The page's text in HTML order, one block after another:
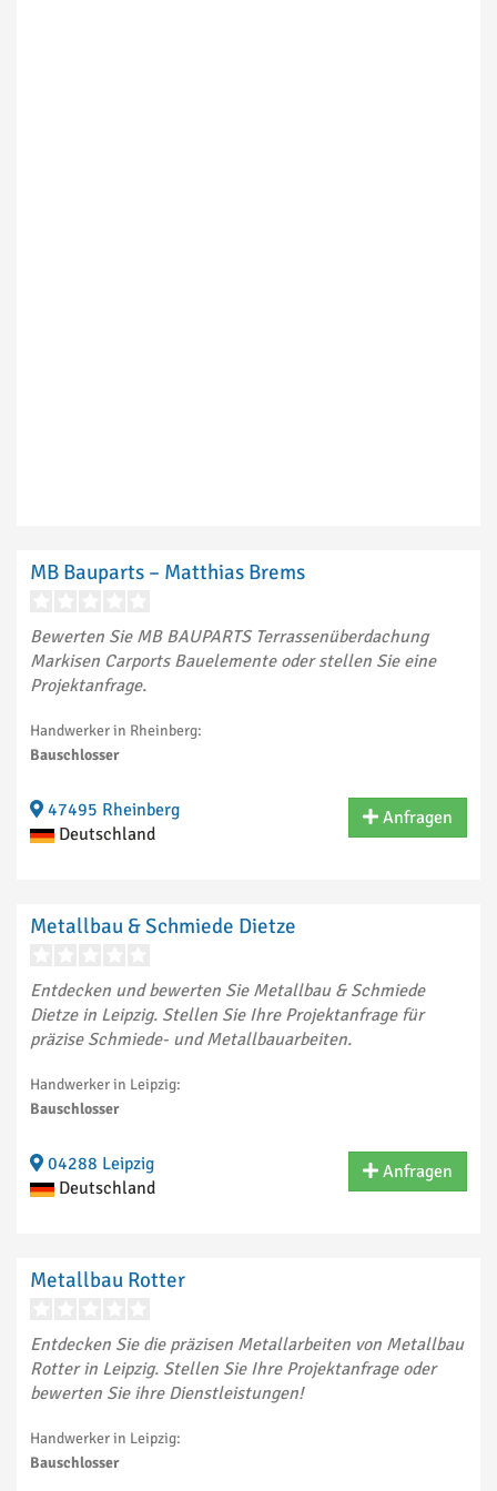
MB Bauparts – Matthias Brems
Bewerten Sie MB BAUPARTS Terrassenüberdachung
Markisen Carports Bauelemente oder stellen Sie eine
Projektanfrage.
Handwerker in Rheinberg:
Bauschlosser
47495 Rheinberg
Deutschland
Anfragen
Metallbau & Schmiede Dietze
Entdecken und bewerten Sie Metallbau & Schmiede
Dietze in Leipzig. Stellen Sie Ihre Projektanfrage für
präzise Schmiede- und Metallbauarbeiten.
Handwerker in Leipzig:
Bauschlosser
04288 Leipzig
Deutschland
Anfragen
Metallbau Rotter
Entdecken Sie die präzisen Metallarbeiten von Metallbau
Rotter in Leipzig. Stellen Sie Ihre Projektanfrage oder
bewerten Sie ihre Dienstleistungen!
Handwerker in Leipzig:
Bauschlosser